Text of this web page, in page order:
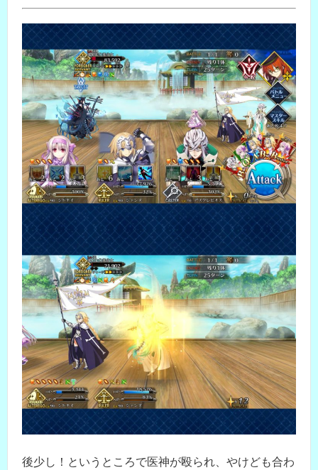
後少し！というところで医神が殴られ、やけども合わ